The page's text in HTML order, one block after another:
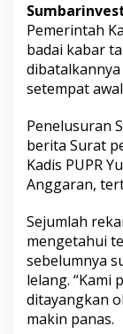
Pemerintah
badai kabar
setempat
Penelusuran
berita Surat
Kadis PUPR
Anggaran,
Sejumlah
mengetahui
sebelumnya
lelang. “Kami
ditayangkan
makin panas.